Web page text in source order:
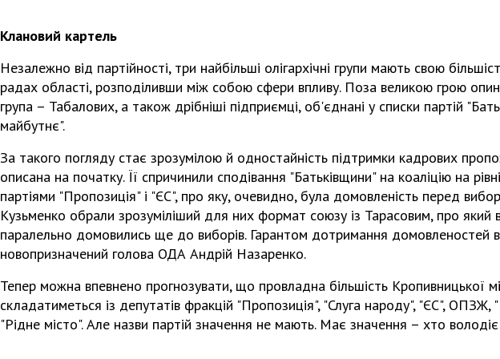
Клановий картель
Незалежно від партійності, три найбільші олігархічні групи мають свою
радах області, розподіливши між собою сфери впливу. Поза великою грою
група – Табалових, а також дрібніші підприємці, об'єднані у списки партій
майбутнє".
За такого погляду стає зрозумілою й одностайність підтримки кадрових
описана на початку. Її спричинили сподівання "Батьківщини" на коаліцію на
партіями "Пропозиція" і "ЄС", про яку, очевидно, була домовленість перед
Кузьменко обрали зрозуміліший для них формат союзу із Тарасовим, про який
паралельно домовились ще до виборів. Гарантом дотримання домовленостей
новопризначений голова ОДА Андрій Назаренко.
Тепер можна впевнено прогнозувати, що провладна більшість Кропивницької
складатиметься із депутатів фракцій "Пропозиція", "Слуга народу", "ЄС", ОПЗЖ,
"Рідне місто". Але назви партій значення не мають. Має значення – хто